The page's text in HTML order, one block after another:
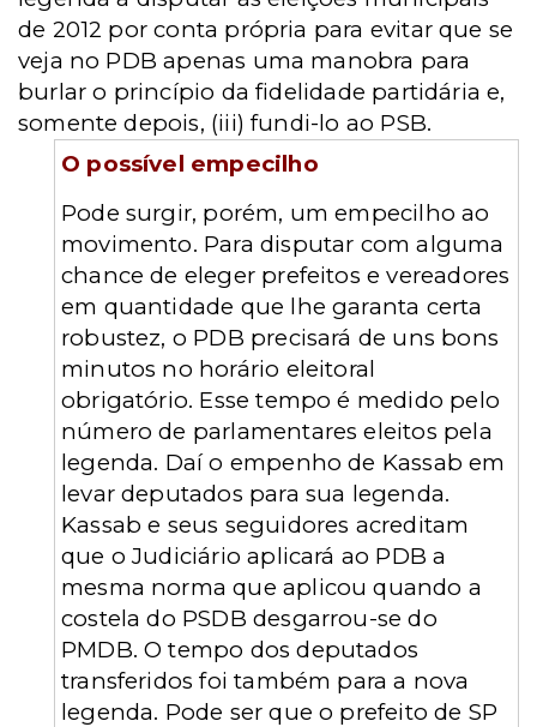
de 2012 por conta própria para evitar que se
veja no PDB apenas uma manobra para
burlar o princípio da fidelidade partidária e,
somente depois, (iii) fundi-lo ao PSB.
O possível empecilho
Pode surgir, porém, um empecilho ao
movimento. Para disputar com alguma
chance de eleger prefeitos e vereadores
em quantidade que lhe garanta certa
robustez, o PDB precisará de uns bons
minutos no horário eleitoral
obrigatório. Esse tempo é medido pelo
número de parlamentares eleitos pela
legenda. Daí o empenho de Kassab em
levar deputados para sua legenda.
Kassab e seus seguidores acreditam
que o Judiciário aplicará ao PDB a
mesma norma que aplicou quando a
costela do PSDB desgarrou-se do
PMDB. O tempo dos deputados
transferidos foi também para a nova
legenda. Pode ser que o prefeito de SP